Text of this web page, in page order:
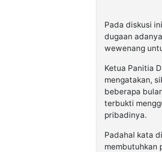
Pada diskusi
dugaan
wewenang
Ketua Panitia
mengatakan,
beberapa
terbukti
pribadinya.
Padahal kata
membutuhkan